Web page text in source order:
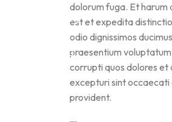
Category
CATERING
JACKSON
dolorum fuga. Et harum
est et expedita
odio dignissimos
praesentium
corrupti quos dolores et
excepturi sint occaecati
provident.